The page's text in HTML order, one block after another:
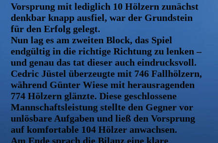
Vorsprung mit lediglich 10 Hölzern zunächst
denkbar knapp ausfiel, war der Grundstein
für den Erfolg gelegt.
Nun lag es am zweiten Block, das Spiel
endgültig in die richtige Richtung zu lenken –
und genau das tat dieser auch eindrucksvoll.
Cedric Jüstel überzeugte mit 746 Fallhölzern,
während Günter Wiese mit herausragenden
774 Hölzern glänzte. Diese geschlossene
Mannschaftsleistung stellte den Gegner vor
unlösbare Aufgaben und ließ den Vorsprung
auf komfortable 104 Hölzer anwachsen.
Am Ende sprach die Bilanz eine klare